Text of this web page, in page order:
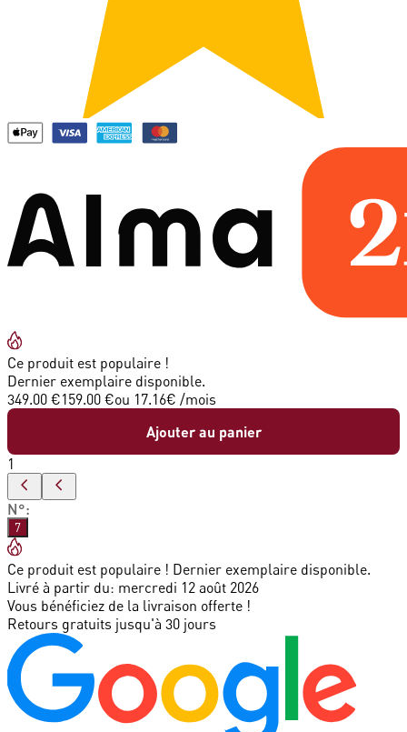
Ce produit est populaire !
Dernier exemplaire disponible.
349.00 €159.00 €ou 17.16€ /mois
Ajouter au panier
1
N°:
7
Ce produit est populaire ! Dernier exemplaire disponible.
Livré à partir du: mercredi 12 août 2026
Vous bénéficiez de la livraison offerte !
Retours gratuits jusqu'à 30 jours